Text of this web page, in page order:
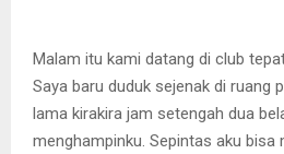
Malam itu kami datang di club
Saya baru duduk sejenak di ruang
lama kirakira jam setengah dua
menghampinku. Sepintas aku bisa